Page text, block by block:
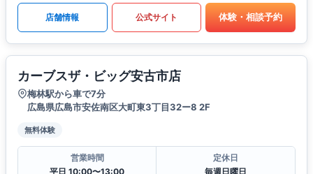
店舗情報 公式サイト 体験・相談予約
カーブスザ・ビッグ安古市店
梅林駅から車で7分
広島県広島市安佐南区大町東3丁目32ー8 2F
無料体験
営業時間
平日 10:00〜13:00
定休日
毎週日曜日